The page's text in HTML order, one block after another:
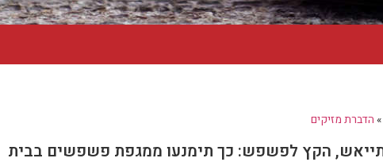
» הדברת מזיקים
הקץ לפשפש: כך תימנעו ממגפת פשפשים בבית